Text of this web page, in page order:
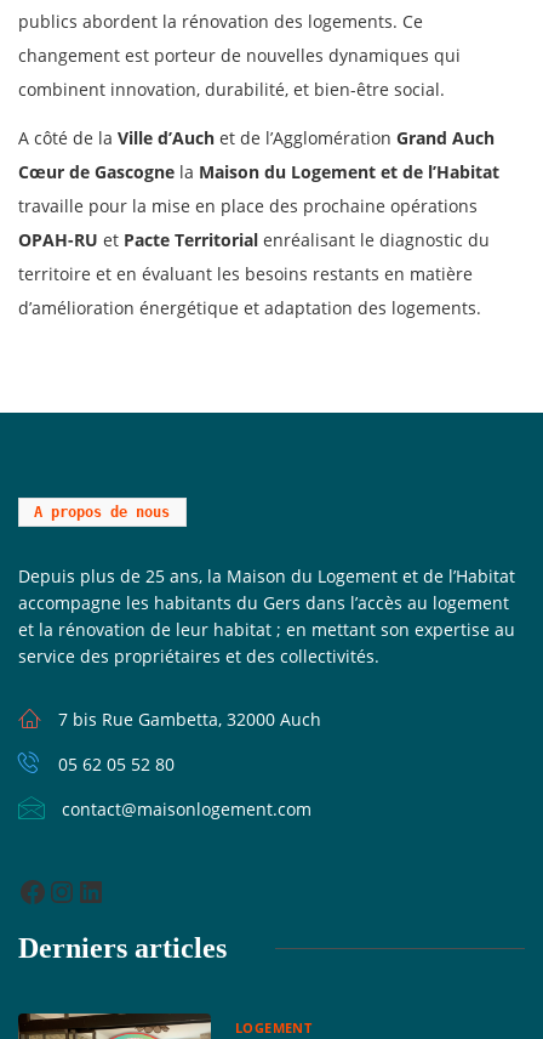
publics abordent la rénovation des logements. Ce
changement est porteur de nouvelles dynamiques qui
combinent innovation, durabilité, et bien-être social.
A côté de la Ville d’Auch et de l’Agglomération Grand Auch
Cœur de Gascogne la Maison du Logement et de l’Habitat
travaille pour la mise en place des prochaine opérations
OPAH-RU et Pacte Territorial enréalisant le diagnostic du
territoire et en évaluant les besoins restants en matière
d’amélioration énergétique et adaptation des logements.
A propos de nous
Depuis plus de 25 ans, la Maison du Logement et de l’Habitat
accompagne les habitants du Gers dans l’accès au logement
et la rénovation de leur habitat ; en mettant son expertise au
service des propriétaires et des collectivités.
7 bis Rue Gambetta, 32000 Auch
05 62 05 52 80
contact@maisonlogement.com
Derniers articles
LOGEMENT